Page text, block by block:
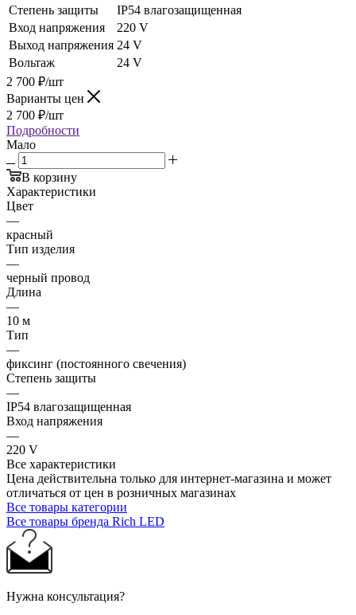
Степень защиты
IP54 влагозащищенная
Вход напряжения
220 V
Выход напряжения 24 V
Вольтаж
24 V
2 700 ₽/шт
Варианты цен
2 700 ₽/шт
Подробности
Мало
В корзину
Характеристики
Цвет
—
красный
Тип изделия
—
черный провод
Длина
—
10 м
Тип
—
фиксинг (постоянного свечения)
Степень защиты
—
IP54 влагозащищенная
Вход напряжения
—
220 V
Все характеристики
Цена действительна только для интернет-магазина и может
отличаться от цен в розничных магазинах
Все товары категории
Все товары бренда Rich LED
Нужна консультация?